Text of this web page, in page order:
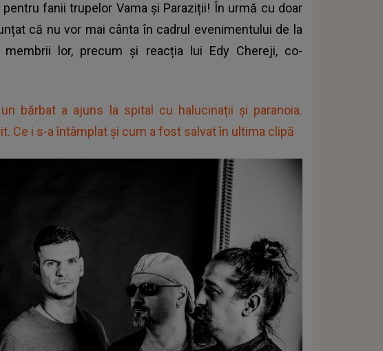
fanii trupelor Vama și Paraziții! În urmă cu doar
că nu vor mai cânta în cadrul evenimentului de la
lor, precum și reacția lui Edy Chereji, co-
bărbat a ajuns la spital cu halucinații și paranoia.
Ce i s-a întâmplat și cum a fost salvat în ultima clipă